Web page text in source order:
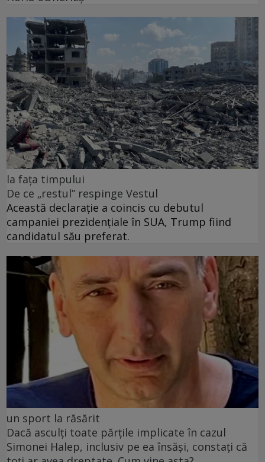
la fața timpului
De ce „restul” respinge Vestul
Această declarație a coincis cu debutul
campaniei prezidențiale în SUA, Trump fiind
candidatul său preferat.
un sport la răsărit
Dacă asculți toate părțile implicate în cazul
Simonei Halep, inclusiv pe ea însăși, constați că